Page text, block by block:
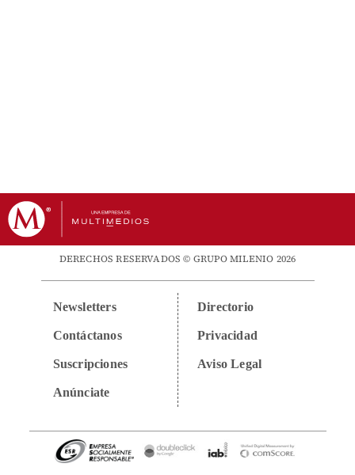
DERECHOS RESERVADOS © GRUPO MILENIO 2026
Newsletters
Contáctanos
Suscripciones
Anúnciate
Directorio
Privacidad
Aviso Legal